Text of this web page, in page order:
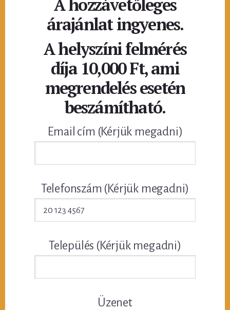
A hozzávetőleges
árajánlat ingyenes.
A helyszíni felmérés
díja 10,000 Ft, ami
megrendelés esetén
beszámítható.
Email cím (Kérjük megadni)
Telefonszám (Kérjük megadni)
Település (Kérjük megadni)
Üzenet